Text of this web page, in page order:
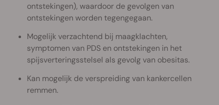
ontstekingen), waardoor de gevolgen van
ontstekingen worden tegengegaan.
Mogelijk verzachtend bij maagklachten,
symptomen van PDS en ontstekingen in het
spijsverteringsstelsel als gevolg van obesitas.
Kan mogelijk de verspreiding van kankercellen
remmen.